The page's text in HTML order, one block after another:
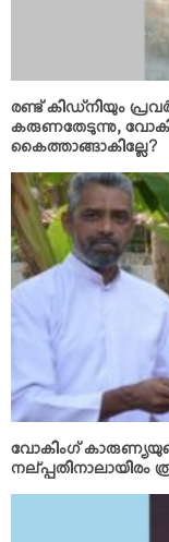
രണ്ട് കിഡ്‌നിയും
കരുണതേടുന്നു,
കൈത്താങ്ങാകില്ലേ?
വോകിംഗ്